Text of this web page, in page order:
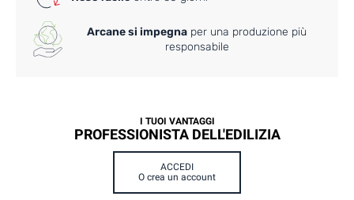
Arcane si impegna per una produzione più
responsabile
I TUOI VANTAGGI
PROFESSIONISTA DELL'EDILIZIA
ACCEDI
O crea un account